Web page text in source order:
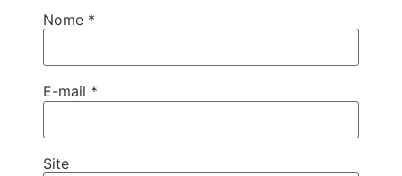
Nome *
E-mail *
Site